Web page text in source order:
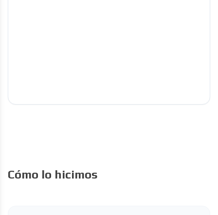
Cómo lo hicimos